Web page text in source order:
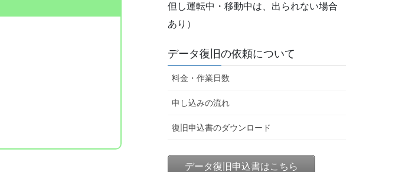
但し運転中・移動中は、出られない場合
あり）
データ復旧の依頼について
料金・作業日数
申し込みの流れ
復旧申込書のダウンロード
データ復旧申込書はこちら